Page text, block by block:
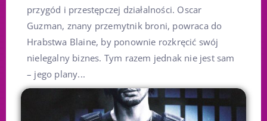
przygód i przestępczej działalności. Oscar
Guzman, znany przemytnik broni, powraca do
Hrabstwa Blaine, by ponownie rozkręcić swój
nielegalny biznes. Tym razem jednak nie jest sam
– jego plany...